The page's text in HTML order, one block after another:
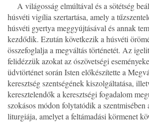
A világosság elmúltával és a sötétség
húsvéti vigília szertartása, amely a
húsvéti gyertya meggyújtásával és annak
kezdődik. Ezután következik a húsvéti
összefoglalja a megváltás történetét. Az
felidézzük azokat az ószövetségi
üdvtörténet során Isten előkészítette a
keresztség szentségének kiszolgáltatása,
keresztelendők a keresztségi fogadalom
szokásos módon folytatódik a szentmisében
liturgiája, amelyet a feltámadási körmenet